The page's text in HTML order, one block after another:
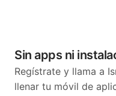
Sin apps ni
Regístrate y llama a
llenar tu móvil de